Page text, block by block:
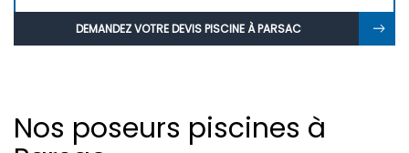
DEMANDEZ VOTRE DEVIS PISCINE À PARSAC
Nos poseurs piscines à